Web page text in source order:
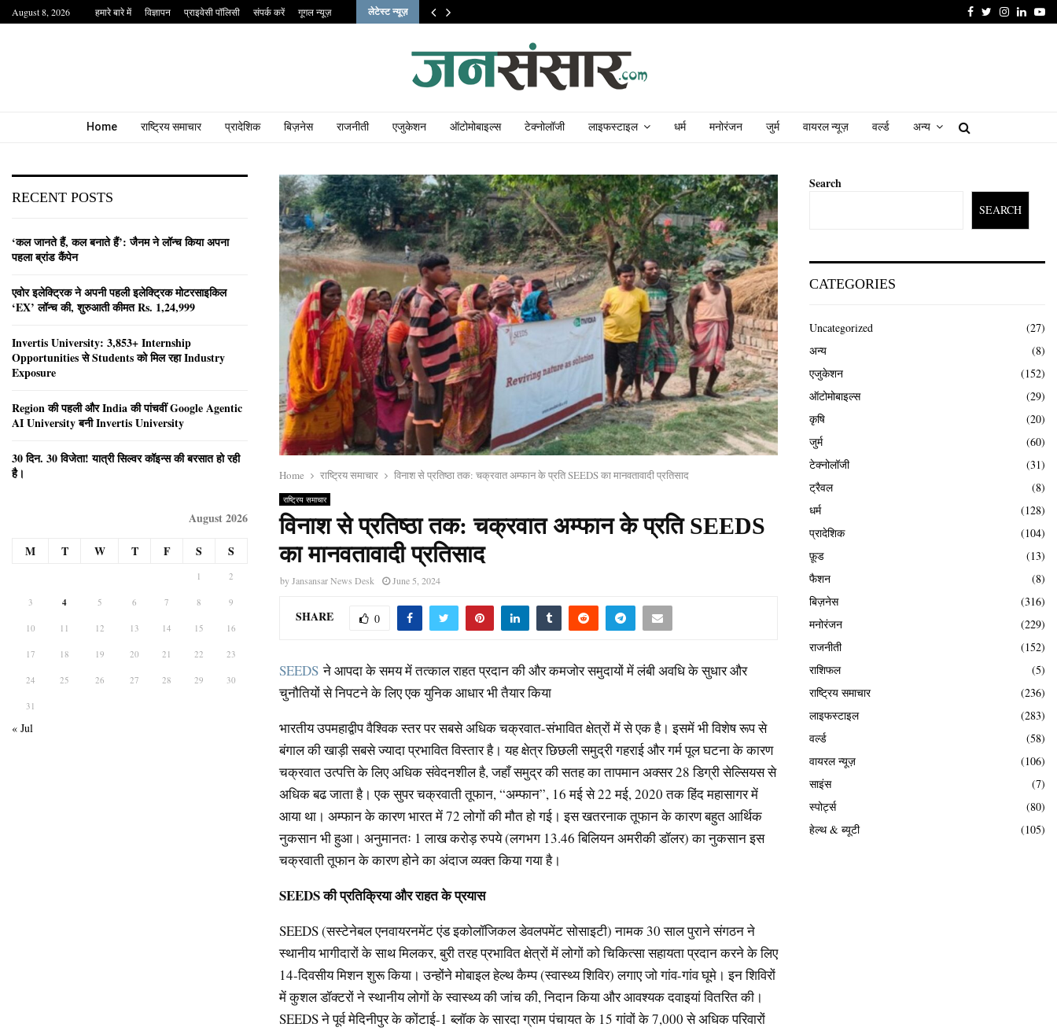
August 8, 2026 हमारे बारे में विज्ञापन प्राइवेसी पॉलिसी संपर्क करें गूगल न्यूज़ लेटेस्ट न्यूज़ FacebookTwitter
Instagram
Home राष्ट्रिय समाचार प्रादेशिक बिज़नेस राजनीती एजुकेशन ऑटोमोबाइल्स टेक्नोलॉजी लाइफस्टाइल धर्म मनोरंजन जुर्म वायरल न्यूज़ वर्ल्ड अन्य
Home राष्ट्रिय समाचार विनाश से प्रतिष्ठा तक: चक्रवात अम्फान के प्रति SEEDS का मानवतावादी प्रतिसाद
राष्ट्रिय समाचार
विनाश से प्रतिष्ठा तक: चक्रवात अम्फान के प्रति SEEDS
का मानवतावादी प्रतिसाद
byJansansar News Desk June 5, 2024
SHARE 0
SEEDS ने आपदा के समय में तत्काल राहत प्रदान की और कमजोर समुदायों में लंबी अवधि के सुधार और
चुनौतियों से निपटने के लिए एक युनिक आधार भी तैयार किया
भारतीय उपमहाद्वीप वैश्विक स्तर पर सबसे अधिक चक्रवात-संभावित क्षेत्रों में से एक है। इसमें भी विशेष रूप से
बंगाल की खाड़ी सबसे ज्यादा प्रभावित विस्तार है। यह क्षेत्र छिछली समुद्री गहराई और गर्म पूल घटना के कारण
चक्रवात उत्पत्ति के लिए अधिक संवेदनशील है, जहाँ समुद्र की सतह का तापमान अक्सर 28 डिग्री सेल्सियस से
अधिक बढ जाता है। एक सुपर चक्रवाती तूफान, “अम्फान”, 16 मई से 22 मई, 2020 तक हिंद महासागर में
आया था। अम्फान के कारण भारत में 72 लोगों की मौत हो गई। इस खतरनाक तूफान के कारण बहुत आर्थिक
नुकसान भी हुआ। अनुमानतः 1 लाख करोड़ रुपये (लगभग 13.46 बिलियन अमरीकी डॉलर) का नुकसान इस
चक्रवाती तूफान के कारण होने का अंदाज व्यक्त किया गया है।
SEEDSकीप्रतिक्रियाऔरराहतकेप्रयास
SEEDS (सस्टेनेबल एनवायरनमेंट एंड इकोलॉजिकल डेवलपमेंट सोसाइटी) नामक 30 साल पुराने संगठन ने
स्थानीय भागीदारों के साथ मिलकर, बुरी तरह प्रभावित क्षेत्रों में लोगों को चिकित्सा सहायता प्रदान करने के लिए
14-दिवसीय मिशन शुरू किया। उन्होंने मोबाइल हेल्थ कैम्प (स्वास्थ्य शिविर) लगाए जो गांव-गांव घूमे। इन शिविरों
में कुशल डॉक्टरों ने स्थानीय लोगों के स्वास्थ्य की जांच की, निदान किया और आवश्यक दवाइयां वितरित की।
SEEDS ने पूर्व मेदिनीपुर के कोंटाई-1 ब्लॉक के सारदा ग्राम पंचायत के 15 गांवों के 7,000 से अधिक परिवारों
RECENT POSTS
‘कल जानते हैं, कल बनाते हैं’: जैनम ने लॉन्च किया अपना
पहला ब्रांड कैंपेन
एवोर इलेक्ट्रिक ने अपनी पहली इलेक्ट्रिक मोटरसाइकिल
‘EX’ लॉन्च की, शुरुआती कीमत Rs. 1,24,999
Invertis University: 3,853+ Internship
Opportunities से Students को मिल रहा Industry
Exposure
Region की पहली और India की पांचवीं Google Agentic
AI University बनी Invertis University
30 दिन. 30 विजेता! यात्री सिल्वर कॉइन्स की बरसात हो रही
है।
August 2026
M
T W T F S S
1 2
3 4 5 6 7 8 9
10 11 12 13 14 15 16
17 18 19 20 21 22 23
24 25 26 27 28 29 30
31
« Jul
Search
SEARCH
CATEGORIES
Uncategorized
(27)
अन्य
(8)
एजुकेशन
(152)
ऑटोमोबाइल्स
(29)
कृषि
(20)
जुर्म
(60)
टेक्नोलॉजी
(31)
ट्रैवल
(8)
धर्म
(128)
प्रादेशिक
(104)
फ़ूड
(13)
फैशन
(8)
बिज़नेस
(316)
मनोरंजन
(229)
राजनीती
(152)
राशिफल
(5)
राष्ट्रिय समाचार
(236)
लाइफस्टाइल
(283)
वर्ल्ड
(58)
वायरल न्यूज़
(106)
साइंस
(7)
स्पोर्ट्स
(80)
हेल्थ & ब्यूटी
(105)